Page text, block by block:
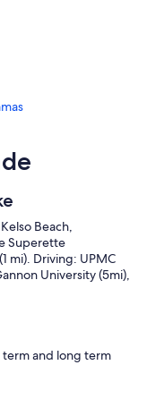
Beach,
Superette
mi). Driving: UPMC
University (5mi),
term and long term